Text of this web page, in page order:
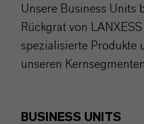
Unsere Business Units
Rückgrat von
spezialisierte Produkte
unseren
BUSINESS UNITS